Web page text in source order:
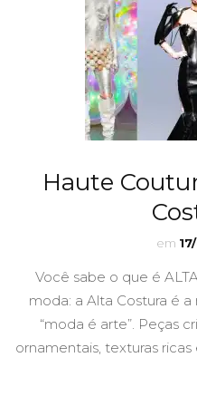
Haute
em
Você sabe o que é
moda: a Alta Costura é
“moda é arte”. Peças
ornamentais, texturas